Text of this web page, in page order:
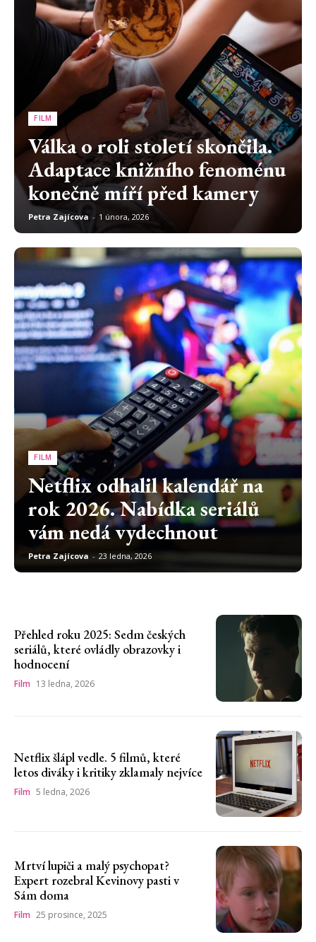
FILM
Válka o roli století skončila.
Adaptace knižního fenoménu
konečně míří před kamery
Petra Zajícova - 1 února, 2026
FILM
Netflix odhalil kalendář na
rok 2026. Nabídka seriálů
vám nedá vydechnout
Petra Zajícova - 23 ledna, 2026
Přehled roku 2025: Sedm českých
seriálů, které ovládly obrazovky i
hodnocení
Film 13 ledna, 2026
Netflix šlápl vedle. 5 filmů, které
letos diváky i kritiky zklamaly nejvíce
Film 5 ledna, 2026
Mrtví lupiči a malý psychopat?
Expert rozebral Kevinovy pasti v
Sám doma
Film 25 prosince, 2025